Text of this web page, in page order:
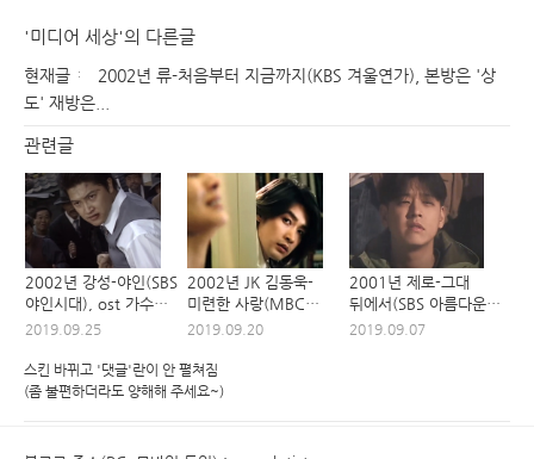
'미디어 세상'의 다른글
현재글
2002년 류-처음부터 지금까지(KBS 겨울연가), 본방은 '상
도' 재방은...
관련글
2002년 강성-야인(SBS
야인시대), ost 가수
'오디오'도 '비디오'도
2019.09.25
2002년 JK 김동욱-
미련한 사랑(MBC
위기의 남자), 실사
2019.09.20
2001년 제로-그대
뒤에서(SBS 아름다운
날들), 종합과자세트
2019.09.07
스킨 바뀌고 '댓글'란이 안 펼쳐짐
(좀 불편하더라도 양해해 주세요~)